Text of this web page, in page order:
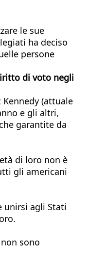
le sue
ha deciso
persone
di voto negli
(attuale
e gli altri,
garantite da
di loro non è
gli americani
unirsi agli Stati
sono